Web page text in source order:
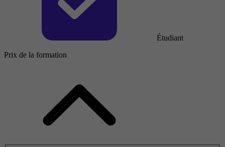
Étudiant
Prix de la formation